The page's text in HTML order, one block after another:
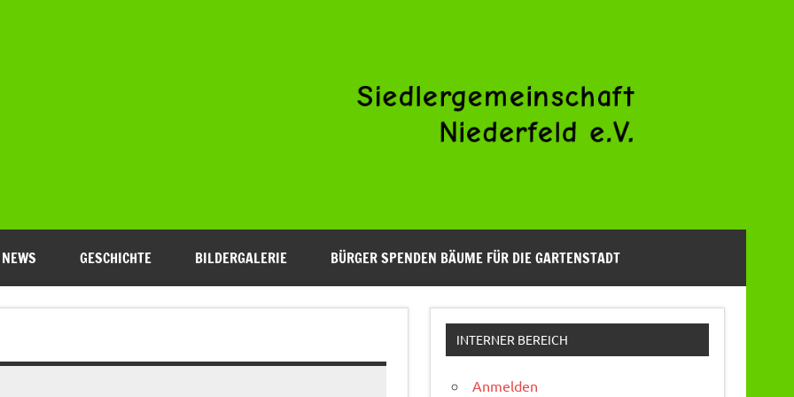
NEWS GESCHICHTE BILDERGALERIE BÜRGER SPENDEN BÄUME FÜR DIE GARTENSTADT
INTERNER BEREICH
Anmelden